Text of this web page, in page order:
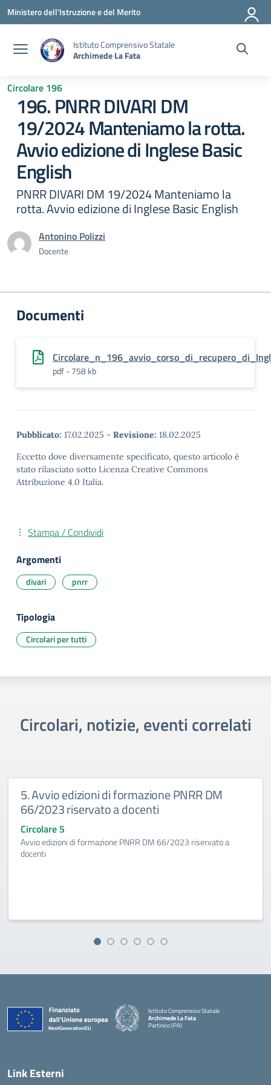
Vai ai contenuti
Vai al menu di navigazione
Vai al footer
Ministero dell'Istruzione e del Merito
Istituto Comprensivo Statale
Archimede La Fata
Circolare 196
196. PNRR DIVARI DM
19/2024 Manteniamo la rotta.
Avvio edizione di Inglese Basic
English
PNRR DIVARI DM 19/2024 Manteniamo la
rotta. Avvio edizione di Inglese Basic English
Antonino Polizzi
Docente
Documenti
pdf - 758 kb
Pubblicato: 17.02.2025 - Revisione: 18.02.2025
Eccetto dove diversamente specificato, questo articolo è
stato rilasciato sotto Licenza Creative Commons
Attribuzione 4.0 Italia.
Stampa / Condividi
Argomenti
divari pnrr
Tipologia
Circolari per tutti
Circolari, notizie, eventi correlati
5. Avvio edizioni di formazione PNRR DM
66/2023 riservato a docenti
Circolare 5
Avvio edizioni di formazione PNRR DM 66/2023 riservato a
docenti
Istituto Comprensivo Statale
Archimede La Fata
Partinico (PA)
Link Esterni